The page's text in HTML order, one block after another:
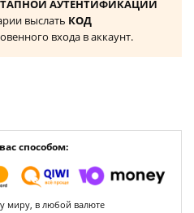
АУТЕНТИФИКАЦИИ
выслать КОД
входа в аккаунт.
способом:
миру, в любой валюте